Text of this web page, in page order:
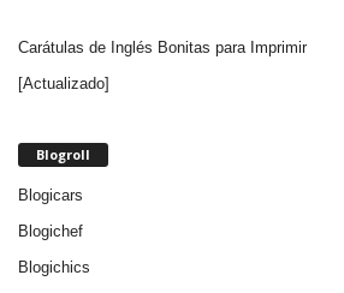
Carátulas de Inglés Bonitas para Imprimir
[Actualizado]
Blogroll
Blogicars
Blogichef
Blogichics